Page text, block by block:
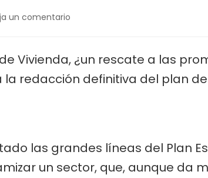
un comentario
ayudas
a
Deberán
tener
ahorrados
Vivienda, ¿un rescate a las
redacción definitiva del plan
las grandes líneas del Plan
un sector, que, aunque da